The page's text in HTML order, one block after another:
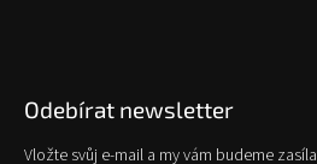
Odebírat newsletter
Vložte svůj e-mail a my vám budeme